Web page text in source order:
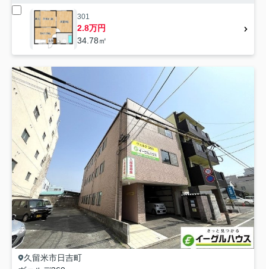
301
2.8万円
34.78㎡
久留米市日吉町